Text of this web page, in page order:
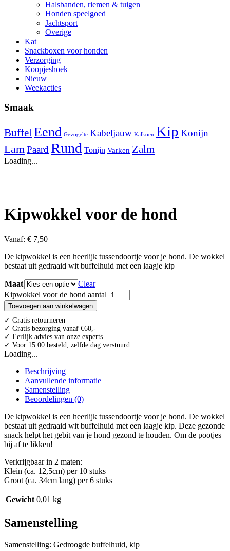
Halsbanden, riemen & tuigen
Honden speelgoed
Jachtsport
Overige
Kat
Snackboxen voor honden
Verzorging
Koopjeshoek
Nieuw
Weekacties
Smaak
BuffelEend Gevogelte Kabeljauw Kalkoen Kip Konijn
LamPaard Rund Tonijn Varken Zalm
Loading...
Kipwokkel voor de hond
Vanaf: € 7,50
De kipwokkel is een heerlijk tussendoortje voor je hond. De wokkel
bestaat uit gedraaid wit buffelhuid met een laagje kip
Maat
Clear
Kipwokkel voor de hond aantal
Toevoegen aan winkelwagen
✓ Gratis retourneren
✓ Gratis bezorging vanaf €60,-
✓ Eerlijk advies van onze experts
✓ Voor 15.00 besteld, zelfde dag verstuurd
Loading...
Beschrijving
Aanvullende informatie
Samenstelling
Beoordelingen (0)
De kipwokkel is een heerlijk tussendoortje voor je hond. De wokkel
bestaat uit gedraaid wit buffelhuid met een laagje kip. Deze gezonde
snack helpt het gebit van je hond gezond te houden. Om de pootjes
bij af te likken!
Verkrijgbaar in 2 maten:
Klein (ca. 12,5cm) per 10 stuks
Groot (ca. 34cm lang) per 6 stuks
Gewicht 0,01 kg
Samenstelling
Samenstelling: Gedroogde buffelhuid, kip